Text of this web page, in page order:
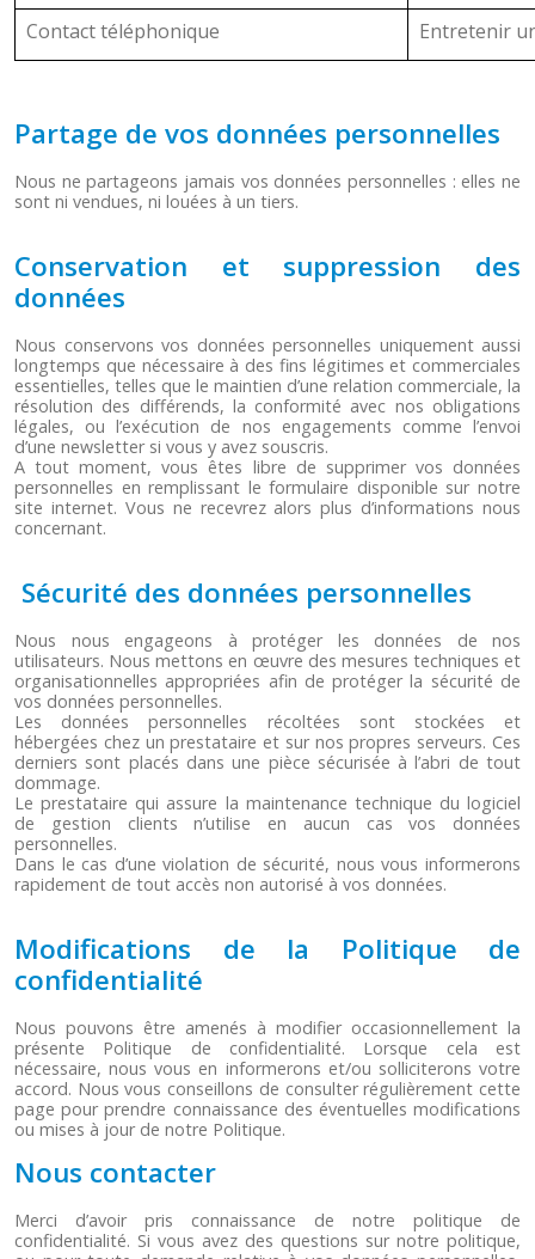
Contact téléphonique
Entretenir
Partage de vos données personnelles
Nous ne partageons jamais vos données personnelles : elles ne
sont ni vendues, ni louées à un tiers.
Conservation et suppression des
données
Nous conservons vos données personnelles uniquement aussi
longtemps que nécessaire à des fins légitimes et commerciales
essentielles, telles que le maintien d’une relation commerciale, la
résolution des différends, la conformité avec nos obligations
légales, ou l’exécution de nos engagements comme l’envoi
d’une newsletter si vous y avez souscris.
A tout moment, vous êtes libre de supprimer vos données
personnelles en remplissant le formulaire disponible sur notre
site internet. Vous ne recevrez alors plus d’informations nous
concernant.
Sécurité des données personnelles
Nous nous engageons à protéger les données de nos
utilisateurs. Nous mettons en œuvre des mesures techniques et
organisationnelles appropriées afin de protéger la sécurité de
vos données personnelles.
Les données personnelles récoltées sont stockées et
hébergées chez un prestataire et sur nos propres serveurs. Ces
derniers sont placés dans une pièce sécurisée à l’abri de tout
dommage.
Le prestataire qui assure la maintenance technique du logiciel
de gestion clients n’utilise en aucun cas vos données
personnelles.
Dans le cas d’une violation de sécurité, nous vous informerons
rapidement de tout accès non autorisé à vos données.
Modifications de la Politique de
confidentialité
Nous pouvons être amenés à modifier occasionnellement la
présente Politique de confidentialité. Lorsque cela est
nécessaire, nous vous en informerons et/ou solliciterons votre
accord. Nous vous conseillons de consulter régulièrement cette
page pour prendre connaissance des éventuelles modifications
ou mises à jour de notre Politique.
Nous contacter
Merci d’avoir pris connaissance de notre politique de
confidentialité. Si vous avez des questions sur notre politique,